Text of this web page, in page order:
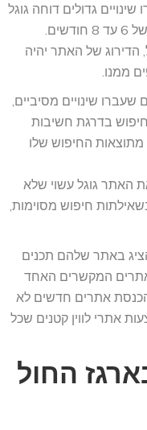
גדולים דוחה גוגל
את הכנסת האתר לאינדקס שלו לתקופה של 6 עד 8 חודשים.
הדירוג של האתר יהיה
ממנו.
שינויים מסיביים,
בדרגת חשיבות
החיפוש שלו
האתר גוגל עשוי שלא
חיפוש מסוימות,
באתר שלהם תכנים
המקשרים האחד
אתרים חדשים לא
אתרי לווין קטנים שכל
החול